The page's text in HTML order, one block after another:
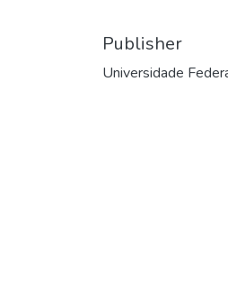
Publisher
Universidade